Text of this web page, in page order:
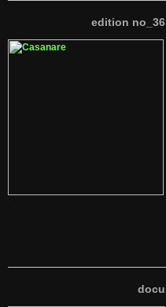
edition no_36
docu